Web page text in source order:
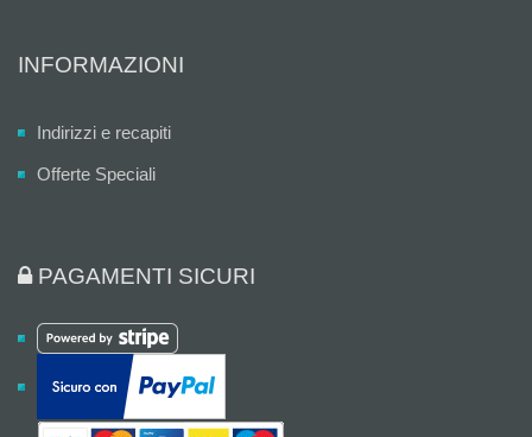
INFORMAZIONI
Indirizzi e recapiti
Offerte Speciali
PAGAMENTI SICURI